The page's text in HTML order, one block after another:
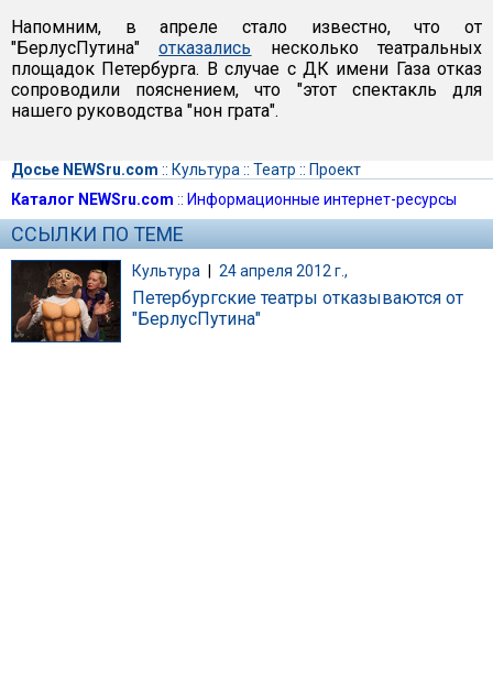
Напомним, в апреле стало известно, что от
"БерлусПутина"отказались несколько театральных
площадок Петербурга. В случае с ДК имени Газа отказ
сопроводили пояснением, что "этот спектакль для
нашего руководства "нон грата".
Досье NEWSru.com :: Культура :: Театр :: Проект
Каталог NEWSru.com :: Информационные интернет-ресурсы
ССЫЛКИ ПО ТЕМЕ
Культура | 24 апреля 2012 г.,
Петербургские театры отказываются от
"БерлусПутина"